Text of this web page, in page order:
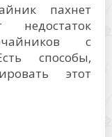
пахнет
с
способы,
этот